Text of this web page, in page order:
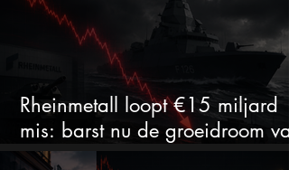
Rheinmetall loopt €15 miljard
mis: barst nu de groeidroom van
het defensiebedrijf?